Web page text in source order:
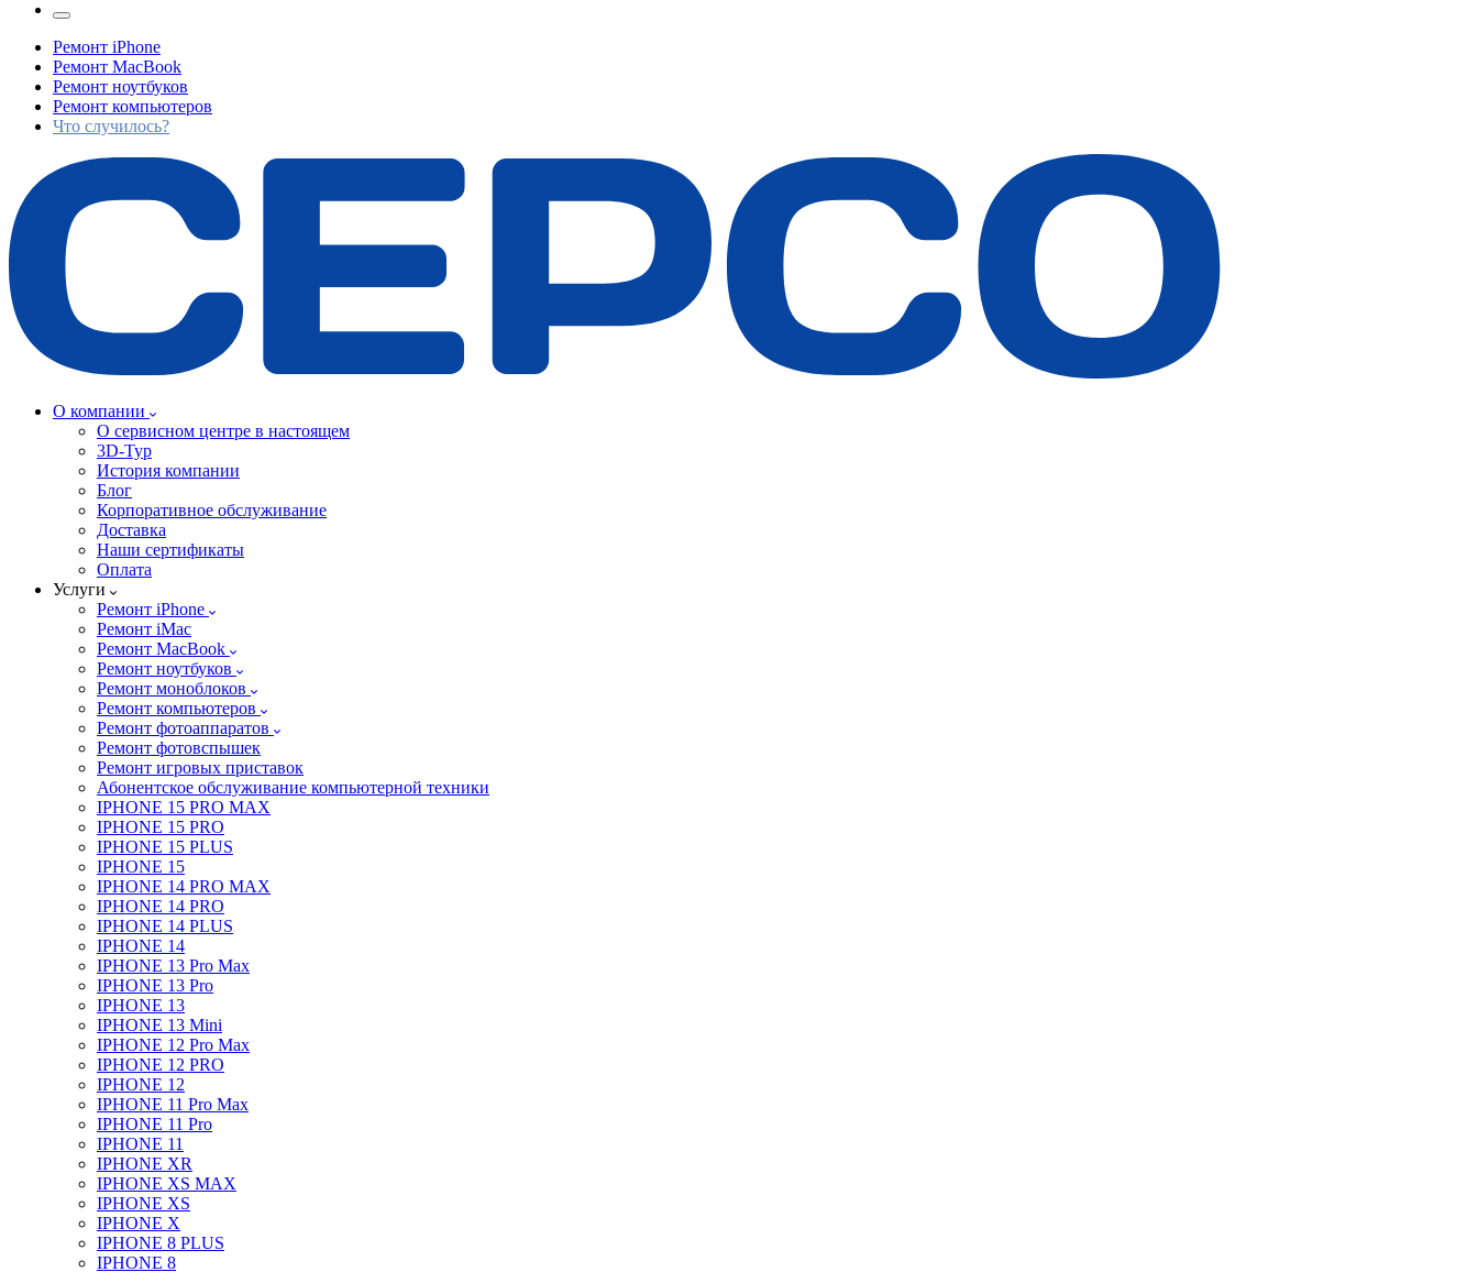
Ремонт iPhone
Ремонт MacBook
Ремонт ноутбуков
Ремонт компьютеров
Что случилось?
О компании
О сервисном центре в настоящем
3D-Тур
История компании
Блог
Корпоративное обслуживание
Доставка
Наши сертификаты
Оплата
Услуги
Ремонт iPhone
Ремонт iMac
Ремонт MacBook
Ремонт ноутбуков
Ремонт моноблоков
Ремонт компьютеров
Ремонт фотоаппаратов
Ремонт фотовспышек
Ремонт игровых приставок
Абонентское обслуживание компьютерной техники
IPHONE 15 PRO MAX
IPHONE 15 PRO
IPHONE 15 PLUS
IPHONE 15
IPHONE 14 PRO MAX
IPHONE 14 PRO
IPHONE 14 PLUS
IPHONE 14
IPHONE 13 Pro Max
IPHONE 13 Pro
IPHONE 13
IPHONE 13 Mini
IPHONE 12 Pro Max
IPHONE 12 PRO
IPHONE 12
IPHONE 11 Pro Max
IPHONE 11 Pro
IPHONE 11
IPHONE XR
IPHONE XS MAX
IPHONE XS
IPHONE X
IPHONE 8 PLUS
IPHONE 8